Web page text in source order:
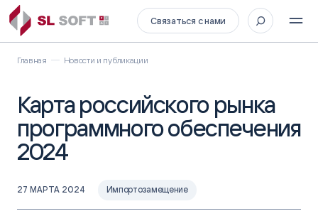
Связаться с нами
Главная Новости и публикации
Карта российского рынка
программного обеспечения
2024
27 МАРТА 2024 Импортозамещение